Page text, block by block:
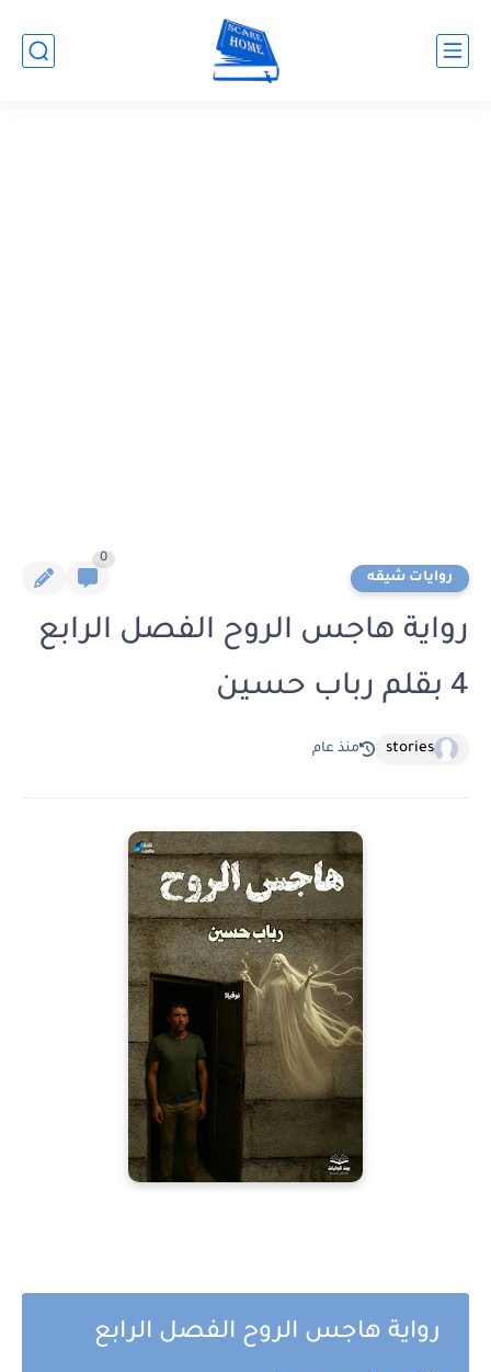
روايات شيقه
0
رواية هاجس الروح الفصل الرابع
4 بقلم رباب حسين
stories منذ عام
رواية هاجس الروح الفصل الرابع